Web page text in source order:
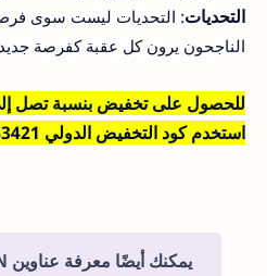
التحديات: التحديات ليست سوى فرص
الناجحون يرون كل عقبة كفرصة
استخدم كود التخفيض الدولي